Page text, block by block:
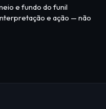
e fundo do funil
e ação — não